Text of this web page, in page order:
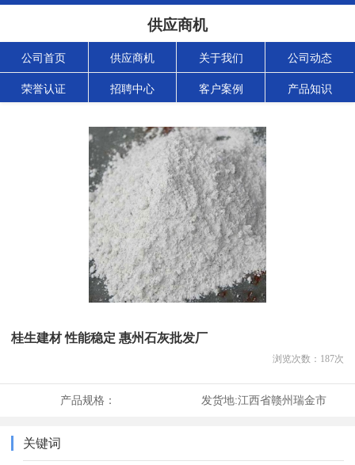
供应商机
公司首页 供应商机 关于我们 公司动态
荣誉认证 招聘中心 客户案例 产品知识
桂生建材 性能稳定 惠州石灰批发厂
浏览次数： 187次
产品规格： 发货地:江西省赣州瑞金市
关键词